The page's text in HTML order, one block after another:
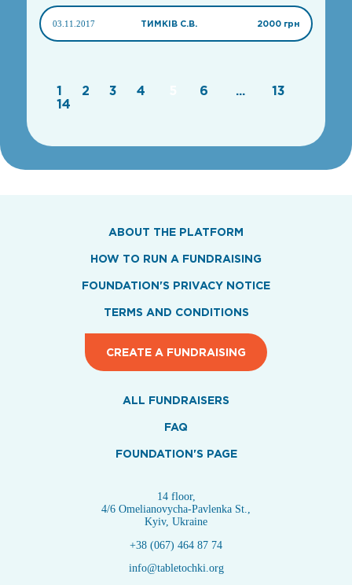
03.11.2017 ТИМКІВ С.В. 2000 грн
1 2 3 4 6 ...
13
14
ABOUT THE PLATFORM
HOW TO RUN A FUNDRAISING
FOUNDATION'S PRIVACY NOTICE
TERMS AND CONDITIONS
CREATE A FUNDRAISING
ALL FUNDRAISERS
FAQ
FOUNDATION'S PAGE
14 floor,
4/6 Omelianovycha-Pavlenka St.,
Kyiv, Ukraine
+38 (067) 464 87 74
info@tabletochki.org